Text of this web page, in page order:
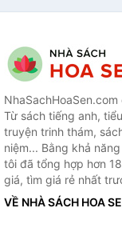
Từ sách tiếng anh,
truyện trinh thám,
niệm... Bằng khả
tôi đã tổng hợp hơn
giá, tìm giá rẻ nhất
VỀ NHÀ SÁCH HOA